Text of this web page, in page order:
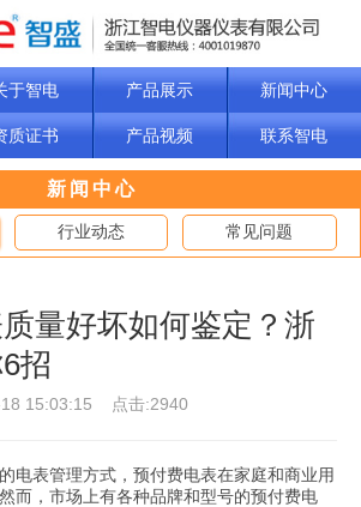
于智电 产品展示 新闻中心
质证书 产品视频 联系智电
新闻中心
行业动态 常见问题
量好坏如何鉴定？浙
招
18 15:03:15 点击:2940
电表管理方式，预付费电表在家庭和商业用
而，市场上有各种品牌和型号的预付费电